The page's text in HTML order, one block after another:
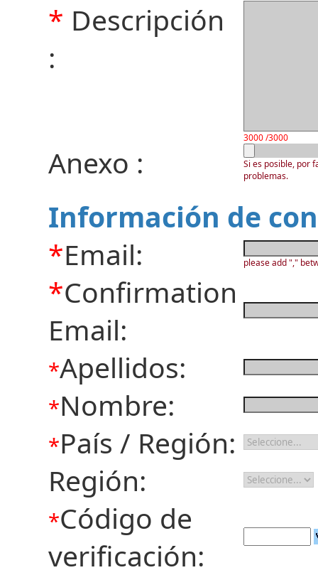
* Descripción
:
3000 /3000
Anexo :
Si es posible, por
problemas.
Información de
*Email: please add ","
*Confirmation
Email:
*Apellidos:
*Nombre:
*País / Región:
Región:
*Código de
verificación: